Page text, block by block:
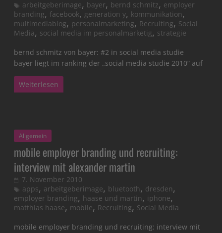
arbeitgeberimage, bayer, bernd schmitz, employer
branding, facebook, generation y, kommunikation,
multimediablog, personalmarketing, Recruiting, Social
Media, social media im personalmarketig, strategie
bernd schmitz von bayer: #2 in social media studie
bayer liegt im ranking der „social media studie 2010“ auf
Weiterlesen
Allgemein
mobile employer branding und recruiting:
interview mit alexander martin
7. November 2010
apps, arbeitgeberimage, bluetooth, dresden,
employer branding, haase und martin, iphone,
matthias haase, mobile, Recruiting, Social Media
mobile employer branding und recruiting: interview mit